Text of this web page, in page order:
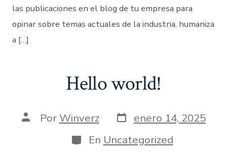
las publicaciones en el blog de tu empresa para
opinar sobre temas actuales de la industria, humaniza
a […]
Hello world!
PorWinverz
enero 14, 2025
En Uncategorized